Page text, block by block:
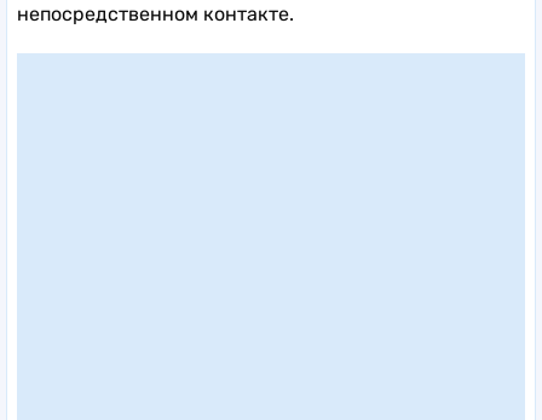
непосредственном контакте.